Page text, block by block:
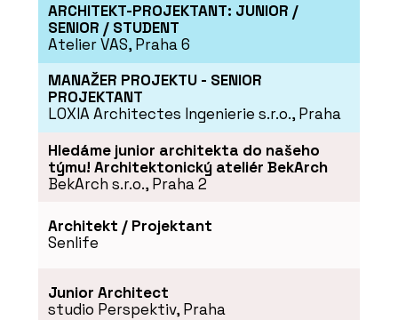
ARCHITEKT-PROJEKTANT: JUNIOR /
SENIOR / STUDENT
Atelier VAS, Praha 6
MANAŽER PROJEKTU - SENIOR
PROJEKTANT
LOXIA Architectes Ingenierie s.r.o., Praha
Hledáme junior architekta do našeho
týmu! Architektonický ateliér BekArch
BekArch s.r.o., Praha 2
Architekt / Projektant
Senlife
Junior Architect
studio Perspektiv, Praha